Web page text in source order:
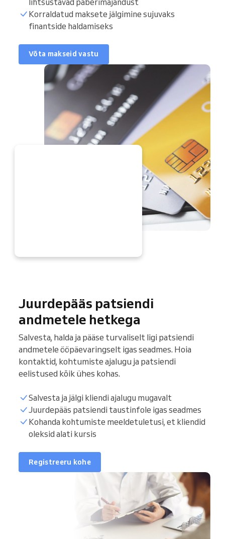
Korraldatud maksete jälgimine sujuvaks
finantside haldamiseks
Võta makseid vastu
Juurdepääs patsiendi
andmetele hetkega
Salvesta, halda ja pääse turvaliselt ligi patsiendi
andmetele ööpäevaringselt igas seadmes. Hoia
kontaktid, kohtumiste ajalugu ja patsiendi
eelistused kõik ühes kohas.
Salvesta ja jälgi kliendi ajalugu mugavalt
Juurdepääs patsiendi taustinfole igas seadmes
Kohanda kohtumiste meeldetuletusi, et kliendid
oleksid alati kursis
Registreeru kohe